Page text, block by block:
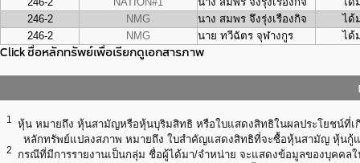
246-2
NMG นาง สมพร จึงรุ่งเรืองกิจ
ได้
246-2
NMG นาย ทวีฉัตร จุฬางกูร ได้
Click ชื่อหลักทรัพย์เพื่อเรียกดูเอกสารภาพ
1 หุ้น หมายถึง หุ้นสามัญหรือหุ้นบุริมสิทธิ หรือใบแสดงสิทธิในผลประโยชน์ที่เ
หลักทรัพย์แปลงสภาพ หมายถึง ใบสำคัญแสดงสิทธิที่จะซื้อหุ้นสามัญ หุ้นกู้แ
2
กรณีที่มีการรายงานเป็นกลุ่ม ชื่อผู้ได้มา/จำหน่าย จะแสดงข้อมูลของบุคคล